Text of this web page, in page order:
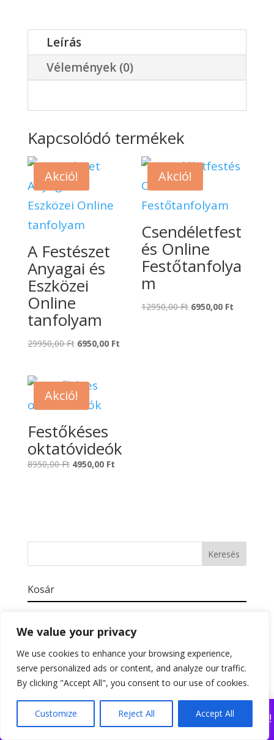
We value your privacy
We use cookies to enhance your browsing experience,
serve personalized ads or content, and analyze our traffic.
By clicking "Accept All", you consent to our use of cookies.
Customize Reject All Accept All
Nézd meg legújabb online festőtanfolyamunkat!
Bezárás
Leírás
Vélemények (0)
Kapcsolódó termékek
Akció!
A Festészet
Anyagai és
Eszközei
Online
tanfolyam
29950,00Ft Original
29950,00 Ft.
6950,00 FtCurrent
Akció!
Csendéletfest
és Online
Festőtanfolya
m
12950,00Ft Original
6950,00 Ft
Akció!
Festőkéses
oktatóvideók
8950,00Ft Original
4950,00 FtCurrent
Kosár
Blogbejegyzések kategóriái
Blogbejegyzések
kategóriái